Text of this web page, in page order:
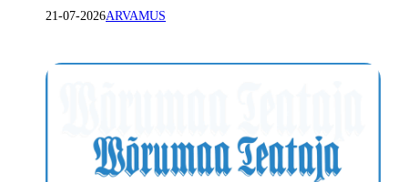
21-07-2026ARVAMUS